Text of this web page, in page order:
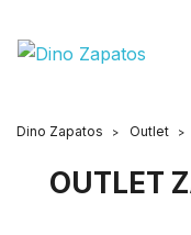
Dino Zapatos Outlet
OUTLET